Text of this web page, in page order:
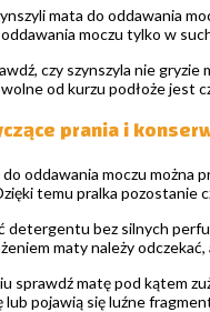
mata do oddawania
moczu tylko w
czy szynszyla nie gryzie
od kurzu podłoże jest
prania i
oddawania moczu można
temu pralka pozostanie
detergentu bez silnych
maty należy
sprawdź matę pod kątem
lub pojawią się luźne